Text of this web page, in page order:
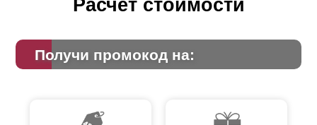
Расчет стоимости
Получи промокод на: